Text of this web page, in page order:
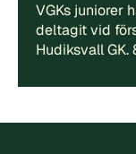
VGKs juniorer
deltagit vid
Hudiksvall